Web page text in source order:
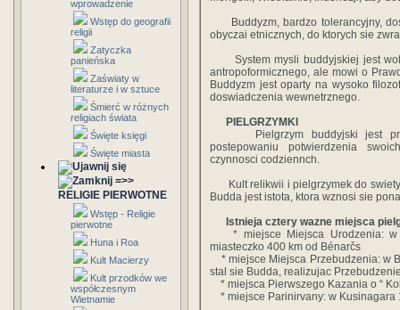
wprowadzenie
Wstęp do geografii
religii
Zatyczka
panieńska
Zaświaty w
literaturze i w sztuce
Śmierć w różnych
religiach świata
Święte księgi
Święte miasta
=>>
RELIGIE PIERWOTNE
Wstęp - Religie
pierwotne
Huna i Roa
Kult Macierzy
Kult przodków we
współczesnym
Wietnamie
Buddyzm, bardzo tolerancyjny,
obyczai etnicznych, do ktorych sie
System mysli buddyjskiej jest
antropoformicznego, ale mowi o
Buddyzm jest oparty na wysoko
doswiadczenia wewnetrznego.
PIELGRZYMKI
Pielgrzym buddyjski jest
postepowaniu potwierdzenia
czynnosci codziennch.
Kult relikwii i pielgrzymek do
Budda jest istota, ktora wznosi sie
Istnieja cztery wazne miejsca
* miejsce Miejsca Urodzenia: w
miasteczko 400 km od Bénarčs
* miejsce Miejsca Przebudzenia: w
stal sie Budda, realizujac
* miejsca Pierwszego Kazania o “
* miejsce Parinirvany: w Kusinagara